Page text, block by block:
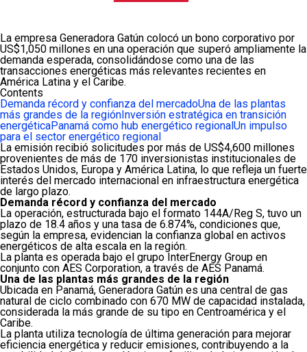
La empresa Generadora Gatún colocó un bono corporativo por
US$1,050 millones en una operación que superó ampliamente la
demanda esperada, consolidándose como una de las
transacciones energéticas más relevantes recientes en
América Latina y el Caribe.
Contents
Demanda récord y confianza del mercadoUna de las plantas
más grandes de la regiónInversión estratégica en transición
energéticaPanamá como hub energético regionalUn impulso
para el sector energético regional
La emisión recibió solicitudes por más de US$4,600 millones
provenientes de más de 170 inversionistas institucionales de
Estados Unidos, Europa y América Latina, lo que refleja un fuerte
interés del mercado internacional en infraestructura energética
de largo plazo.
Demanda récord y confianza del mercado
La operación, estructurada bajo el formato 144A/Reg S, tuvo un
plazo de 18.4 años y una tasa de 6.874%, condiciones que,
según la empresa, evidencian la confianza global en activos
energéticos de alta escala en la región.
La planta es operada bajo el grupo InterEnergy Group en
conjunto con AES Corporation, a través de AES Panamá.
Una de las plantas más grandes de la región
Ubicada en Panamá, Generadora Gatún es una central de gas
natural de ciclo combinado con 670 MW de capacidad instalada,
considerada la más grande de su tipo en Centroamérica y el
Caribe.
La planta utiliza tecnología de última generación para mejorar
eficiencia energética y reducir emisiones, contribuyendo a la